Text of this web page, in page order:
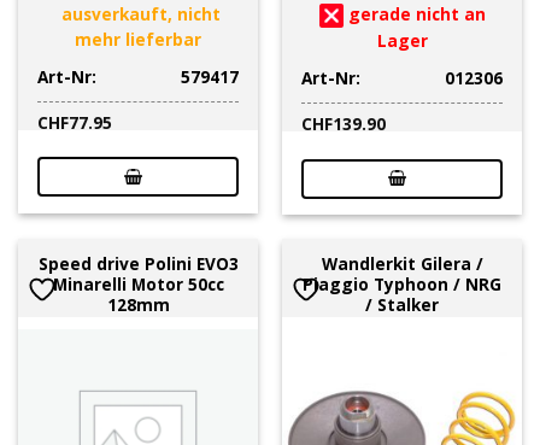
ausverkauft, nicht
mehr lieferbar
Art-Nr:
579417
CHF77.95
gerade nicht an
Lager
Art-Nr:
012306
CHF139.90
Speed drive Polini EVO3
Minarelli Motor 50cc
128mm
Wandlerkit Gilera /
Piaggio Typhoon / NRG
/ Stalker